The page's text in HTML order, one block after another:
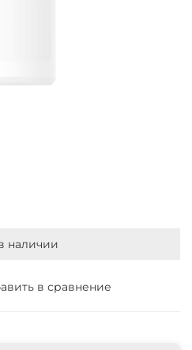
в сравнение
наличии